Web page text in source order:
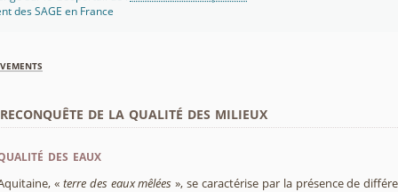
des SAGE en France
de la qualité des milieux
des eaux
« terre des eaux mêlées », se caractérise par la présence de